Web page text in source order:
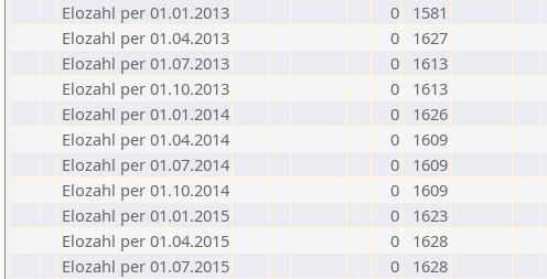
Elozahl per 01.01.2013
0
1581
Elozahl per 01.04.2013
0
1627
Elozahl per 01.07.2013
0
1613
Elozahl per 01.10.2013
0
1613
Elozahl per 01.01.2014
0
1626
Elozahl per 01.04.2014
0
1609
Elozahl per 01.07.2014
0
1609
Elozahl per 01.10.2014
0
1609
Elozahl per 01.01.2015
0
1623
Elozahl per 01.04.2015
0
1628
Elozahl per 01.07.2015
0
1628